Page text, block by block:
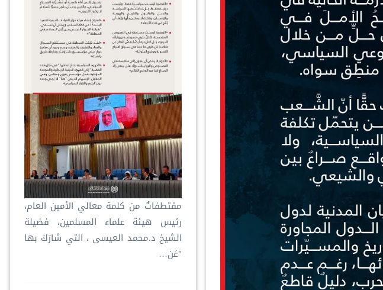
مقتطفاتٌ من كلمة معالي الأمين العام،
رئيس هيئة علماء المسلمين، فضيلة
الشيخ د.⁧‫محمد العيسى‬⁩ ‬⁩، التي شارَكَ بها
"عَن…